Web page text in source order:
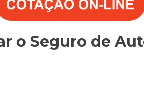
o Seguro de